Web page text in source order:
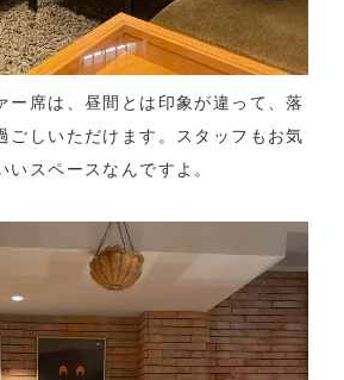
ー席は、昼間とは印象が違って、落
ごしいただけます。スタッフもお気
いスペースなんですよ。